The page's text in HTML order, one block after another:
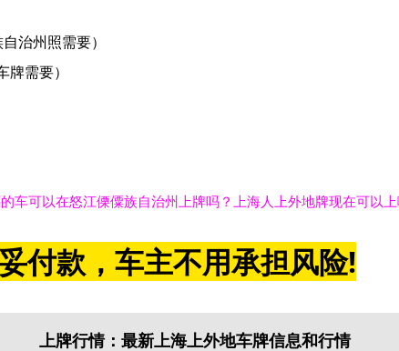
治州照需要）
需要）
车可以在怒江傈僳族自治州上牌吗？上海人上外地牌现在可以
付款，车主不用承担风险!
上牌行情：最新上海上外地车牌信息和行情